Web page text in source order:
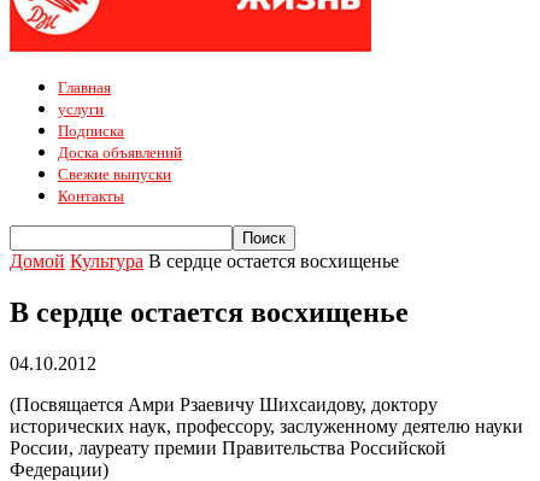
Главная
услуги
Подписка
Доска объявлений
Свежие выпуски
Контакты
Домой Культура В сердце остается восхищенье
В сердце остается восхищенье
04.10.2012
(Посвящается Амри Рзаевичу Шихсаидову, доктору
исторических наук, профессору, заслуженному деятелю науки
России, лауреату премии Правительства Российской
Федерации)